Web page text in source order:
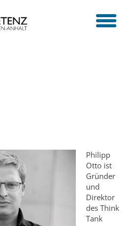
toggle
menu
Philipp
Otto ist
Gründer
und
Direktor
des Think
Tank